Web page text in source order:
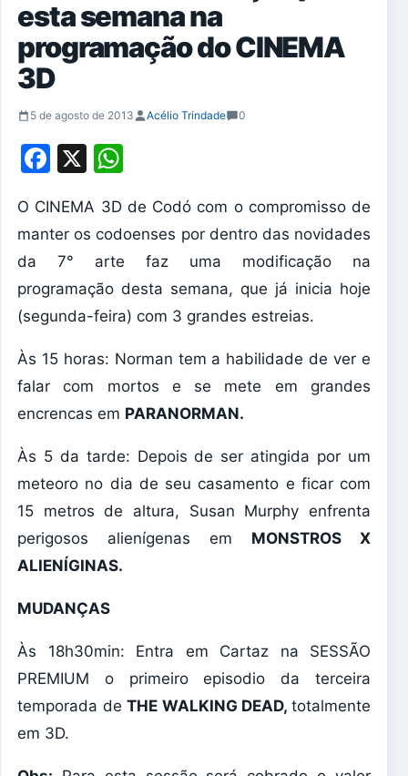
esta semana na
programação do CINEMA
3D
5 de agosto de 2013 Acélio Trindade 0
Facebook
X
O CINEMA 3D de Codó com o compromisso de
manter os codoenses por dentro das novidades
da 7° arte faz uma modificação na
programação desta semana, que já inicia hoje
(segunda-feira) com 3 grandes estreias.
Às 15 horas: Norman tem a habilidade de ver e
falar com mortos e se mete em grandes
encrencas em PARANORMAN.
Às 5 da tarde: Depois de ser atingida por um
meteoro no dia de seu casamento e ficar com
15 metros de altura, Susan Murphy enfrenta
perigosos alienígenas em MONSTROS X
ALIENÍGINAS.
MUDANÇAS
Às 18h30min: Entra em Cartaz na SESSÃO
PREMIUM o primeiro episodio da terceira
temporada deTHE WALKING DEAD,totalmente
em 3D.